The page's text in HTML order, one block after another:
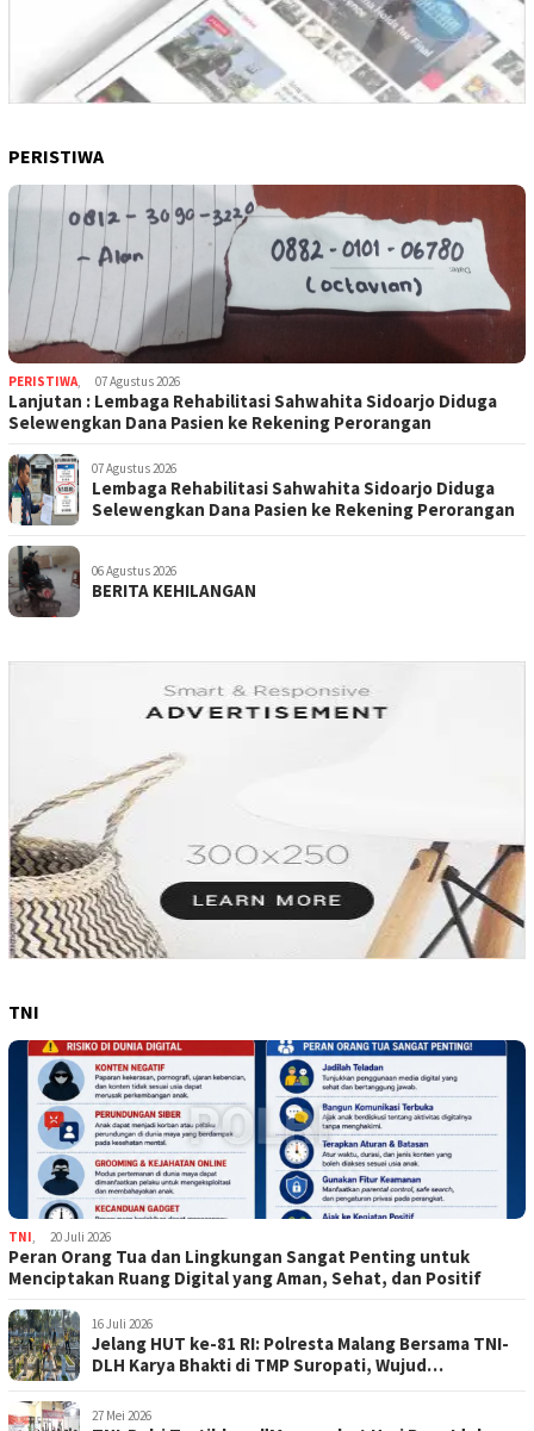
PERISTIWA
PERISTIWA 07 Agustus 2026
Lanjutan : Lembaga Rehabilitasi Sahwahita Sidoarjo Diduga
Selewengkan Dana Pasien ke Rekening Perorangan
07 Agustus 2026
Lembaga Rehabilitasi Sahwahita Sidoarjo Diduga
Selewengkan Dana Pasien ke Rekening Perorangan
06 Agustus 2026
BERITA KEHILANGAN
TNI
TNI 20 Juli 2026
Peran Orang Tua dan Lingkungan Sangat Penting untuk
Menciptakan Ruang Digital yang Aman, Sehat, dan Positif
16 Juli 2026
Jelang HUT ke-81 RI: Polresta Malang Bersama TNI-
DLH Karya Bhakti di TMP Suropati, Wujud
27 Mei 2026